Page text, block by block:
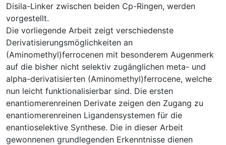
Disila-Linker zwischen beiden Cp-Ringen, werden
vorgestellt.
Die vorliegende Arbeit zeigt verschiedenste
Derivatisierungsmöglichkeiten an
(Aminomethyl)ferrocenen mit besonderem Augenmerk
auf die bisher nicht selektiv zugänglichen meta- und
alpha-derivatisierten (Aminomethyl)ferrocene, welche
nun leicht funktionalisierbar sind. Die ersten
enantiomerenreinen Derivate zeigen den Zugang zu
enantiomerenreinen Ligandensystemen für die
enantioselektive Synthese. Die in dieser Arbeit
gewonnenen grundlegenden Erkenntnisse dienen